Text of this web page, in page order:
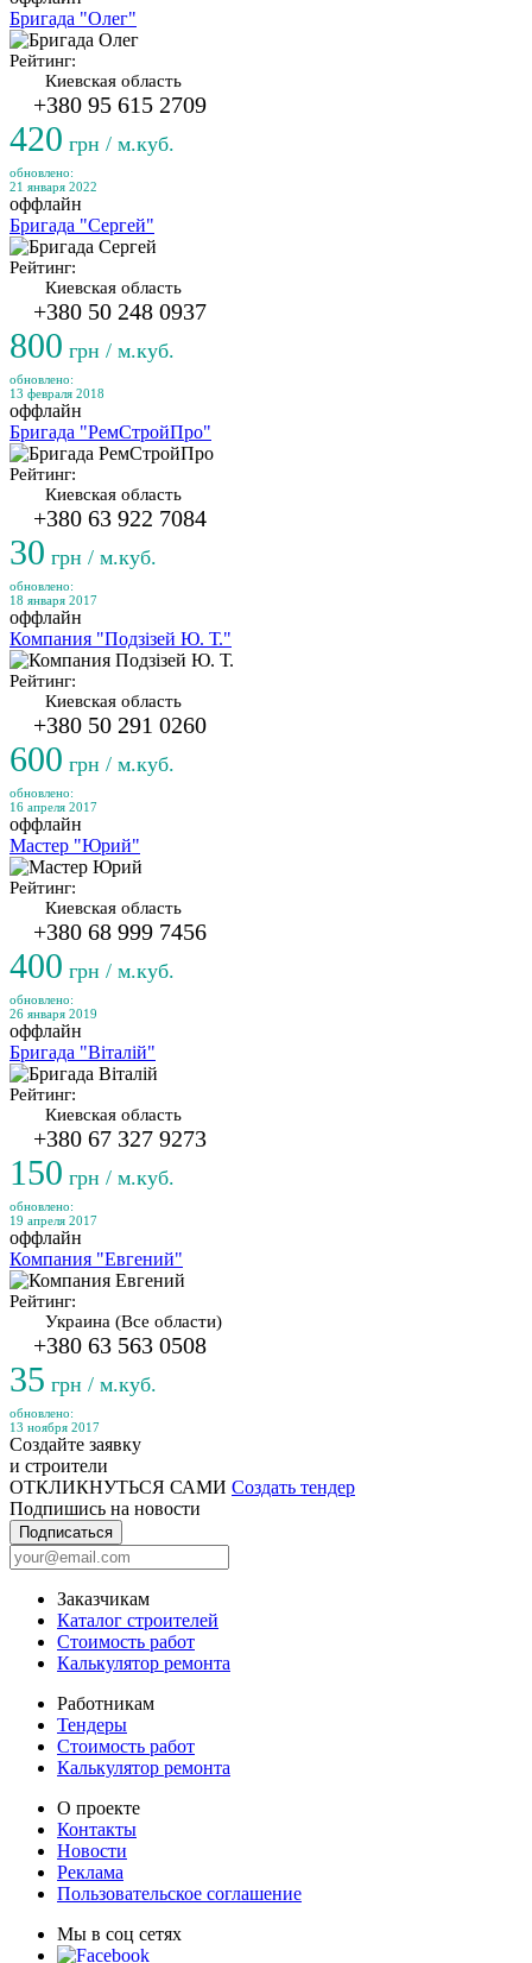
Бригада "Олег"
Рейтинг:
Киевская область
+380 95 615 2709
420 грн / м.куб.
обновлено:
21 января 2022
оффлайн
Бригада "Сергей"
Рейтинг:
Киевская область
+380 50 248 0937
800 грн / м.куб.
обновлено:
13 февраля 2018
оффлайн
Бригада "РемСтройПро"
Рейтинг:
Киевская область
+380 63 922 7084
30 грн / м.куб.
обновлено:
18 января 2017
оффлайн
Компания "Подзізей Ю. Т."
Рейтинг:
Киевская область
+380 50 291 0260
600 грн / м.куб.
обновлено:
16 апреля 2017
оффлайн
Мастер "Юрий"
Рейтинг:
Киевская область
+380 68 999 7456
400 грн / м.куб.
обновлено:
26 января 2019
оффлайн
Бригада "Віталій"
Рейтинг:
Киевская область
+380 67 327 9273
150 грн / м.куб.
обновлено:
19 апреля 2017
оффлайн
Компания "Евгений"
Рейтинг:
Украина (Все области)
+380 63 563 0508
35 грн / м.куб.
обновлено:
13 ноября 2017
Создайте заявку
и строители
ОТКЛИКНУТЬСЯ САМИ Создать тендер
Подпишись на новости
Подписаться
Заказчикам
Каталог строителей
Стоимость работ
Калькулятор ремонта
Работникам
Тендеры
Стоимость работ
Калькулятор ремонта
О проекте
Контакты
Новости
Реклама
Пользовательское соглашение
Мы в соц сетях